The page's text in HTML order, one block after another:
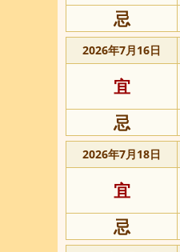
忌
2026年7月16日
宜
忌
2026年7月18日
宜
忌